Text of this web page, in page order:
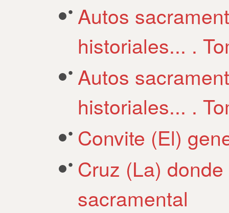
Autos
historiales... .
Autos
historiales... .
Convite (El)
Cruz (La)
sacramental